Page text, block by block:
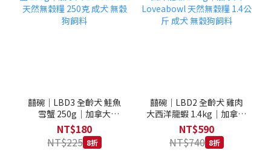
囍碗｜LBD3 全齡犬 鮭魚
雪蟹 250g｜加拿大
Loveabowl 天然無穀糧
250克 成犬 無穀狗飼料
NT$180
NT$225 8折
囍碗｜LBD2 全齡犬 雞肉
大西洋龍蝦 1.4kg｜加拿大
Loveabowl 天然無穀糧
1.4公斤 成犬 無穀狗飼料
NT$590
NT$740 8折